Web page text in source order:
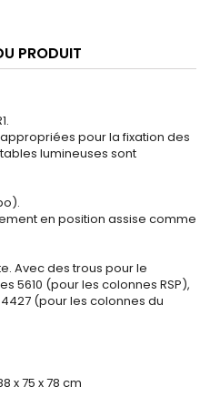
PRODUIT
pour la fixation des
lumineuses sont
en position assise comme
Avec des trous pour le
5610 (pour les colonnes RSP),
(pour les colonnes du
x 75 x 78 cm